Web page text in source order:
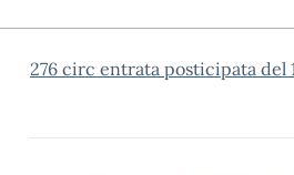
276 circ entrata posticipata del